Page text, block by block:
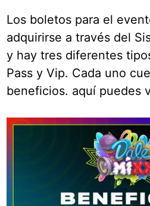
Los boletos para el
adquirirse a través del
y hay tres diferentes
Pass y Vip. Cada uno
beneficios. aquí puedes